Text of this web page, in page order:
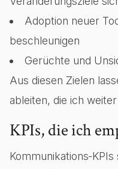
Adoption neuer
beschleunigen
Gerüchte und
Aus diesen Zielen
ableiten, die ich
KPIs, die ich